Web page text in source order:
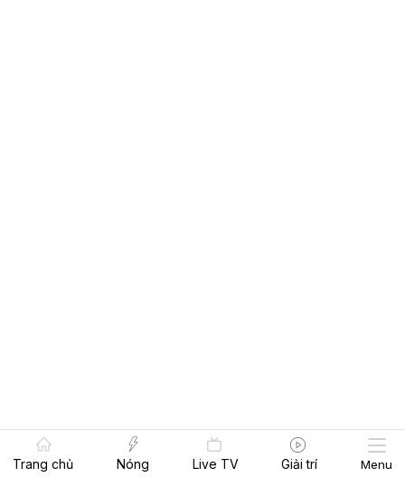
Trang chủ Nóng Live TV Giải trí Menu